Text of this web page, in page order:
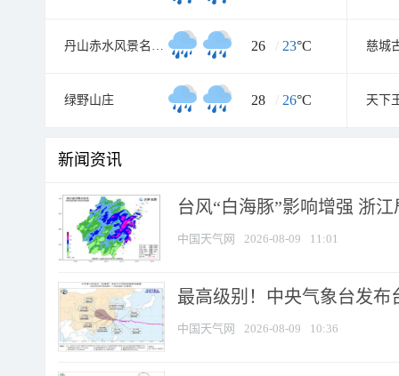
丹山赤水风景名胜区 26 / 23°C 慈城
绿野山庄 28 / 26°C 天下
新闻资讯
台风“白海豚”影响增强 浙
中国天气网 2026-08-09 11:01
最高级别！中央气象台发布
中国天气网 2026-08-09 10:36